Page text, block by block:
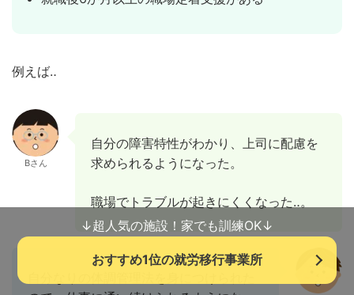
例えば‥
Bさん
自分の障害特性がわかり、上司に配慮を
求められるようになった。
職場でトラブルが起きにくくなった‥。
↓超人気の施設！家でも訓練OK↓
おすすめ1位の就労移行事業所